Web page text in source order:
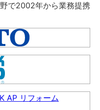
で2002年から業務提携